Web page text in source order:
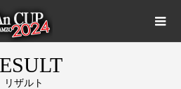
リザルト